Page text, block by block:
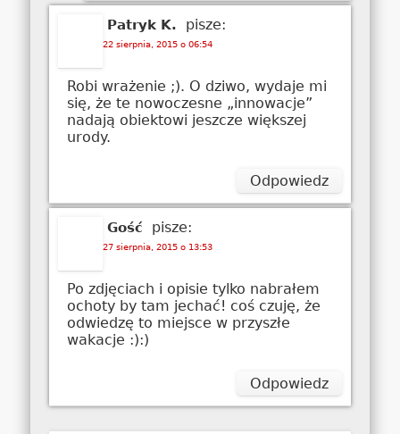
Patryk K. pisze:
22 sierpnia, 2015 o 06:54
Robi wrażenie ;). O dziwo, wydaje mi
się, że te nowoczesne „innowacje”
nadają obiektowi jeszcze większej
urody.
Odpowiedz
Gość pisze:
27 sierpnia, 2015 o 13:53
Po zdjęciach i opisie tylko nabrałem
ochoty by tam jechać! coś czuję, że
odwiedzę to miejsce w przyszłe
wakacje :):)
Odpowiedz